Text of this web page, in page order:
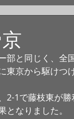
部と同じく、全
京から駆けつ
1で藤枝東が勝
なりました。